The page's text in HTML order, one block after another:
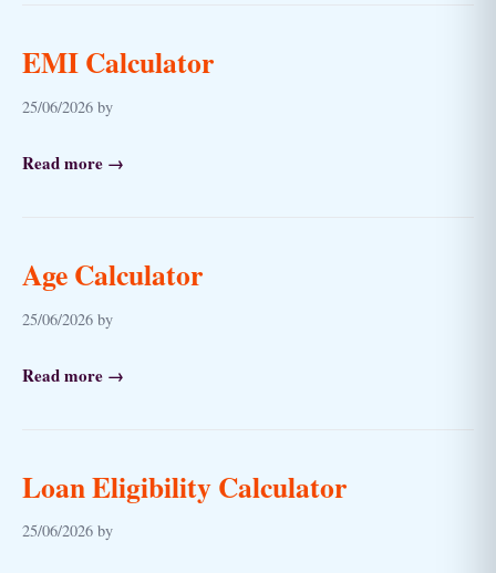
EMI Calculator
25/06/2026 by
Read more →
Age Calculator
25/06/2026 by
Read more →
Loan Eligibility Calculator
25/06/2026 by